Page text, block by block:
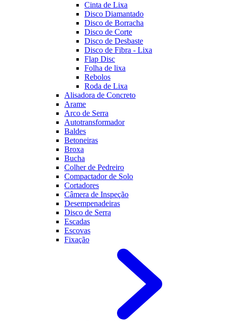
Cinta de Lixa
Disco Diamantado
Disco de Borracha
Disco de Corte
Disco de Desbaste
Disco de Fibra - Lixa
Flap Disc
Folha de lixa
Rebolos
Roda de Lixa
Alisadora de Concreto
Arame
Arco de Serra
Autotransformador
Baldes
Betoneiras
Broxa
Bucha
Colher de Pedreiro
Compactador de Solo
Cortadores
Câmera de Inspeção
Desempenadeiras
Disco de Serra
Escadas
Escovas
Fixação